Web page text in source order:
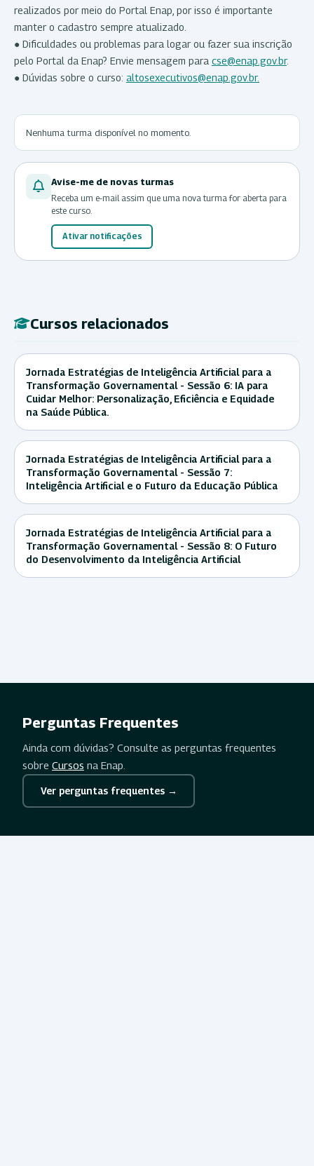
realizados por meio do Portal Enap, por isso é importante
manter o cadastro sempre atualizado.
● Dificuldades ou problemas para logar ou fazer sua inscrição
pelo Portal da Enap? Envie mensagem para cse@enap.gov.br.
● Dúvidas sobre o curso: altosexecutivos@enap.gov.br.
Nenhuma turma disponível no momento.
Avise-me de novas turmas
Receba um e-mail assim que uma nova turma for aberta para
este curso.
Ativar notificações
Cursos relacionados
Jornada Estratégias de Inteligência Artificial para a
Transformação Governamental - Sessão 6: IA para
Cuidar Melhor: Personalização, Eficiência e Equidade
na Saúde Pública.
Jornada Estratégias de Inteligência Artificial para a
Transformação Governamental - Sessão 7:
Inteligência Artificial e o Futuro da Educação Pública
Jornada Estratégias de Inteligência Artificial para a
Transformação Governamental - Sessão 8: O Futuro
do Desenvolvimento da Inteligência Artificial
Perguntas Frequentes
Ainda com dúvidas? Consulte as perguntas frequentes
sobre Cursos na Enap.
Ver perguntas frequentes →